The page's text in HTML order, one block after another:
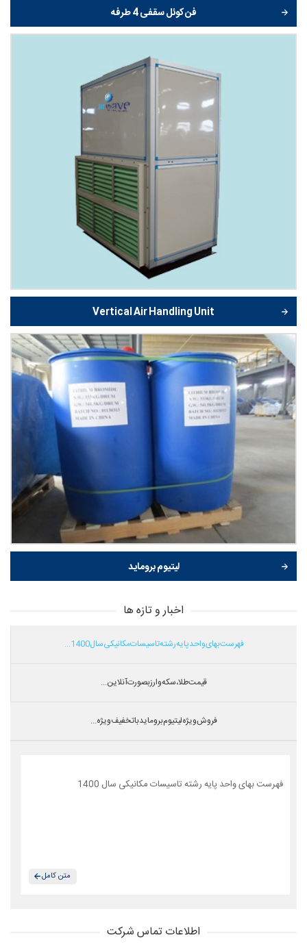
فن کوئل سقفی 4 طرفه
Vertical Air Handling Unit
لیتیوم بروماید
اخبار و تازه ها
فهرست بهای واحد پایه رشته تاسیسات مکانیکی سال 1400...
قیمت طلا،سکه و ارز بصورت آنلاین...
فروش ویژه لیتیوم بروماید با تخفیف ویژه...
فهرست بهای واحد پایه رشته تاسیسات مکانیکی سال 1400
متن کامل
اطلاعات تماس شرکت